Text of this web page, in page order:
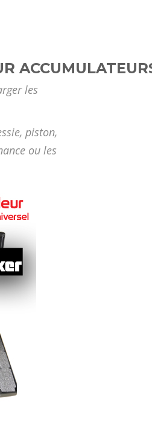
les
piston,
ou les